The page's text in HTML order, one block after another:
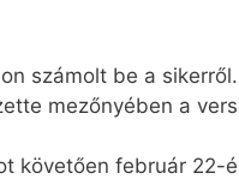
számolt be a
mezőnyében a
követően február